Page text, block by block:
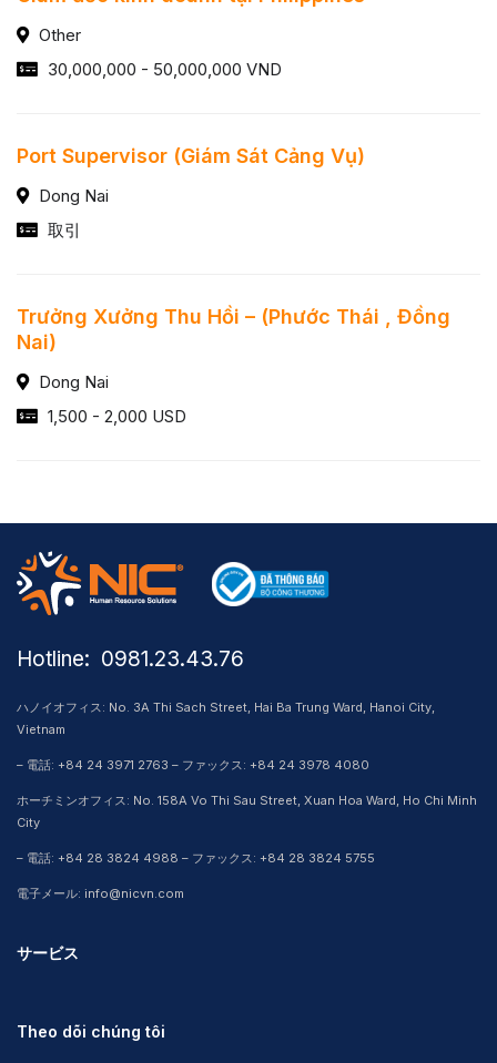
Other
30,000,000 - 50,000,000 VND
Port Supervisor (Giám Sát Cảng Vụ)
Dong Nai
取引
Trưởng Xưởng Thu Hồi – (Phước Thái , Đồng
Nai)
Dong Nai
1,500 - 2,000 USD
Hotline: ​ 0981.23.43.76
ハノイオフィス: No. 3A Thi Sach Street, Hai Ba Trung Ward, Hanoi City,
Vietnam
– 電話: +84 24 3971 2763 – ファックス: +84 24 3978 4080
ホーチミンオフィス: No. 158A Vo Thi Sau Street, Xuan Hoa Ward, Ho Chi Minh
City
– 電話: +84 28 3824 4988 – ファックス: +84 28 3824 5755
電子メール: info@nicvn.com
サービス
Theo dõi chúng tôi